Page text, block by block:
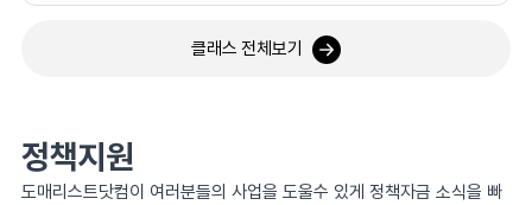
클래스 전체보기
정책지원
도매리스트닷컴이 여러분들의 사업을 도울수 있게 정책자금 소식을 빠